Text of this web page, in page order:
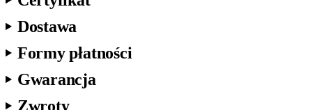
Dostawa
Formy płatności
Gwarancja
Zwroty